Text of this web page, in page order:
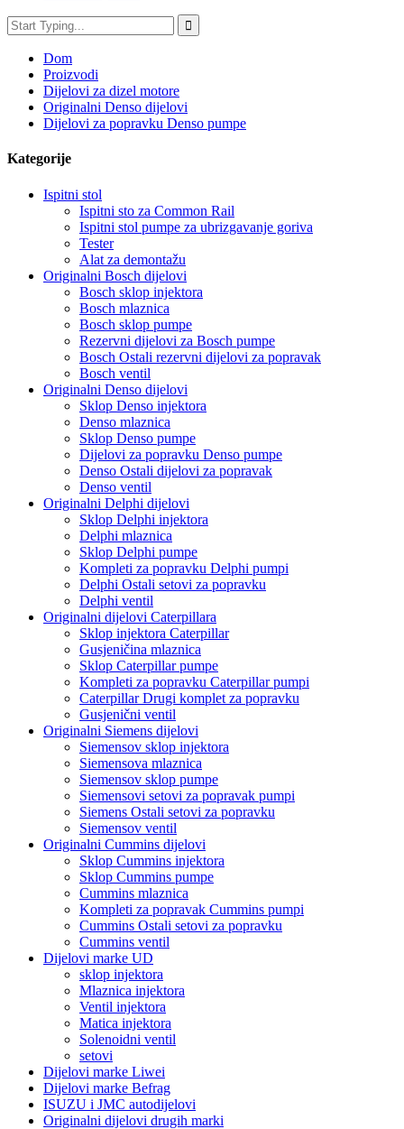
Dom
Proizvodi
Dijelovi za dizel motore
Originalni Denso dijelovi
Dijelovi za popravku Denso pumpe
Kategorije
Ispitni stol
Ispitni sto za Common Rail
Ispitni stol pumpe za ubrizgavanje goriva
Tester
Alat za demontažu
Originalni Bosch dijelovi
Bosch sklop injektora
Bosch mlaznica
Bosch sklop pumpe
Rezervni dijelovi za Bosch pumpe
Bosch Ostali rezervni dijelovi za popravak
Bosch ventil
Originalni Denso dijelovi
Sklop Denso injektora
Denso mlaznica
Sklop Denso pumpe
Dijelovi za popravku Denso pumpe
Denso Ostali dijelovi za popravak
Denso ventil
Originalni Delphi dijelovi
Sklop Delphi injektora
Delphi mlaznica
Sklop Delphi pumpe
Kompleti za popravku Delphi pumpi
Delphi Ostali setovi za popravku
Delphi ventil
Originalni dijelovi Caterpillara
Sklop injektora Caterpillar
Gusjeničina mlaznica
Sklop Caterpillar pumpe
Kompleti za popravku Caterpillar pumpi
Caterpillar Drugi komplet za popravku
Gusjenični ventil
Originalni Siemens dijelovi
Siemensov sklop injektora
Siemensova mlaznica
Siemensov sklop pumpe
Siemensovi setovi za popravak pumpi
Siemens Ostali setovi za popravku
Siemensov ventil
Originalni Cummins dijelovi
Sklop Cummins injektora
Sklop Cummins pumpe
Cummins mlaznica
Kompleti za popravak Cummins pumpi
Cummins Ostali setovi za popravku
Cummins ventil
Dijelovi marke UD
sklop injektora
Mlaznica injektora
Ventil injektora
Matica injektora
Solenoidni ventil
setovi
Dijelovi marke Liwei
Dijelovi marke Befrag
ISUZU i JMC autodijelovi
Originalni dijelovi drugih marki